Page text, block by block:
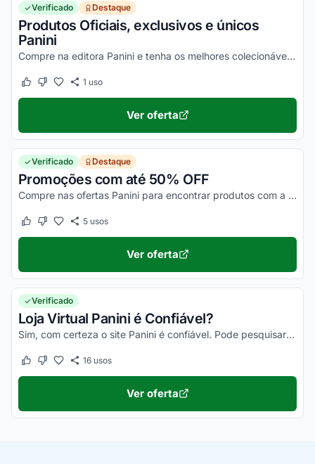
Verificado Destaque
Produtos Oficiais, exclusivos e únicos
Panini
Compre na editora Panini e tenha os melhores colecionáveis! Entre nessa febre e aproveite os descontos na loja oficial.
Este cupom funcionou
Este cupom não funcionou
1 uso
Ver oferta
Verificado Destaque
Promoções com até 50% OFF
Compre nas ofertas Panini para encontrar produtos com a máxima economia!
Este cupom funcionou
Este cupom não funcionou
5usos
Ver oferta
Verificado
Loja Virtual Panini é Confiável?
Sim, com certeza o site Panini é confiável. Pode pesquisar no Reclame Aqui, observar as opiniões dos clientes que você vai se assegurar disso!
Este cupom funcionou
Este cupom não funcionou
16usos
Ver oferta